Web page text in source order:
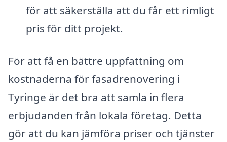
för att säkerställa att du får ett rimligt
pris för ditt projekt.
För att få en bättre uppfattning om
kostnaderna för fasadrenovering i
Tyringe är det bra att samla in flera
erbjudanden från lokala företag. Detta
gör att du kan jämföra priser och tjänster